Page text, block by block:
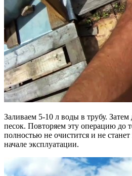
Заливаем 5-10 л воды в трубу.
песок. Повторяем эту операцию до
полностью не очистится и не
начале эксплуатации.